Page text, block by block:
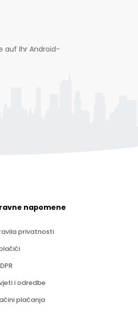
auf Ihr Android-
napomene
privatnosti
i odredbe
plaćanja